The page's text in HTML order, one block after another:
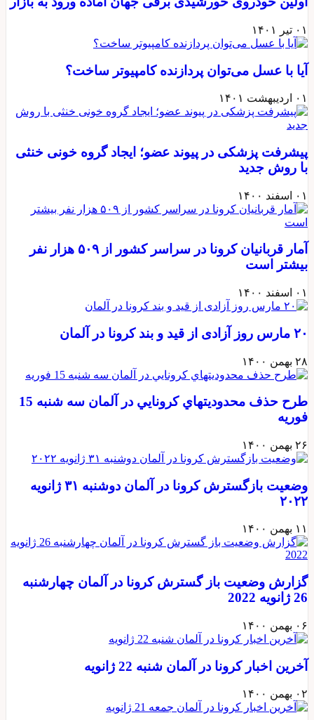
۰۱ تیر ۱۴۰۱
آیا با عسل می‌توان پردازنده کامپیوتر ساخت؟
۰۱ اردیبهشت ۱۴۰۱
پیشرفت پزشکی در پیوند عضو؛ ایجاد گروه خونی خنثی
با روش جدید
۰۱ اسفند ۱۴۰۰
آمار قربانيان كرونا در سراسر كشور از ۵۰۹ هزار نفر
بيشتر است
۰۱ اسفند ۱۴۰۰
۲۰ مارس روز آزادی از قید و بند کرونا در آلمان
۲۸ بهمن ۱۴۰۰
طرح حذف محدوديتهاي كرونايي در آلمان سه شنبه 15
فوريه
۲۶ بهمن ۱۴۰۰
وضعیت بازگسترش كرونا در آلمان دوشنبه ۳۱ ژانویه
۲۰۲۲
۱۱ بهمن ۱۴۰۰
گزارش وضعيت باز گسترش كرونا در آلمان چهارشنبه
26 ژانويه 2022
۰۶ بهمن ۱۴۰۰
آخرين اخبار كرونا در آلمان شنبه 22 ژانويه
۰۲ بهمن ۱۴۰۰